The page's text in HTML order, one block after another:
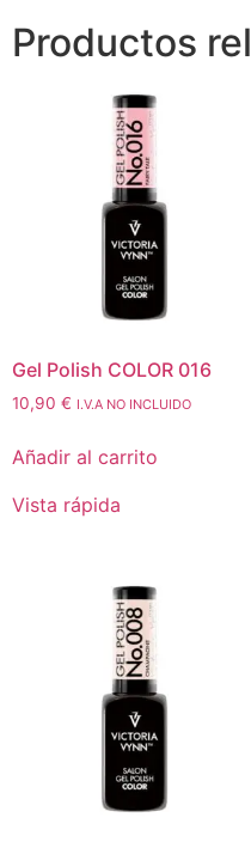
Productos
Gel Polish COLOR 016
10,90 € I.V.A NO INCLUIDO
Añadir al carrito
Vista rápida